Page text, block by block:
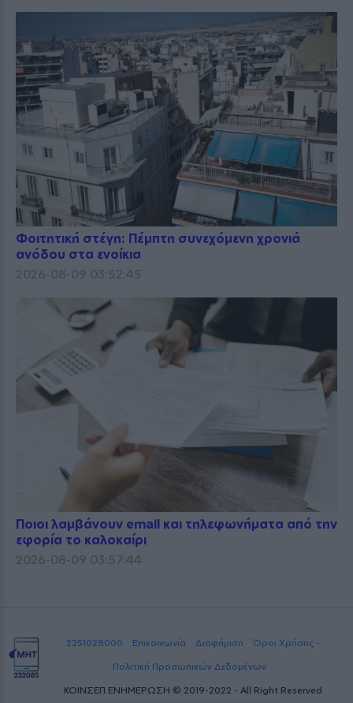
Φοιτητική στέγη: Πέμπτη συνεχόμενη χρονιά
ανόδου στα ενοίκια
2026-08-09 03:52:45
Ποιοι λαμβάνουν email και τηλεφωνήματα από την
εφορία το καλοκαίρι
2026-08-09 03:57:44
2251028000 Επικοινωνία Διαφήμιση
Όροι Χρήσης -
Πολιτική Προσωπικών Δεδομένων
ΚΟΙΝΣΕΠ ΕΝΗΜΕΡΩΣΗ © 2019-2022 - All Right Reserved